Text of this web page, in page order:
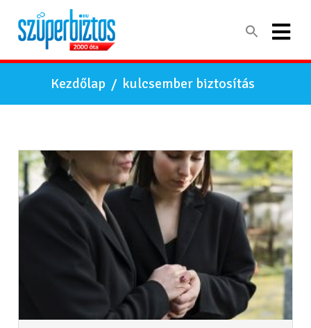
Kezdőlap / kulcsember biztosítás